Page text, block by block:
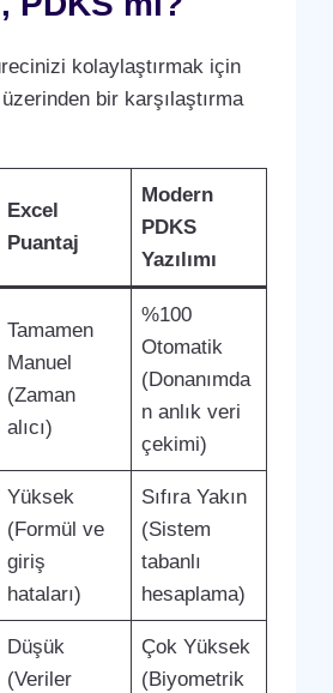
kolaylaştırmak için
bir karşılaştırma
Excel
Puantaj
Modern
PDKS
Yazılımı
Tamamen
Manuel
(Zaman
alıcı)
%100
Otomatik
(Donanımda
n anlık veri
çekimi)
Yüksek
(Formül ve
giriş
hataları)
Sıfıra Yakın
(Sistem
tabanlı
hesaplama)
Düşük
(Veriler
Çok Yüksek
(Biyometrik